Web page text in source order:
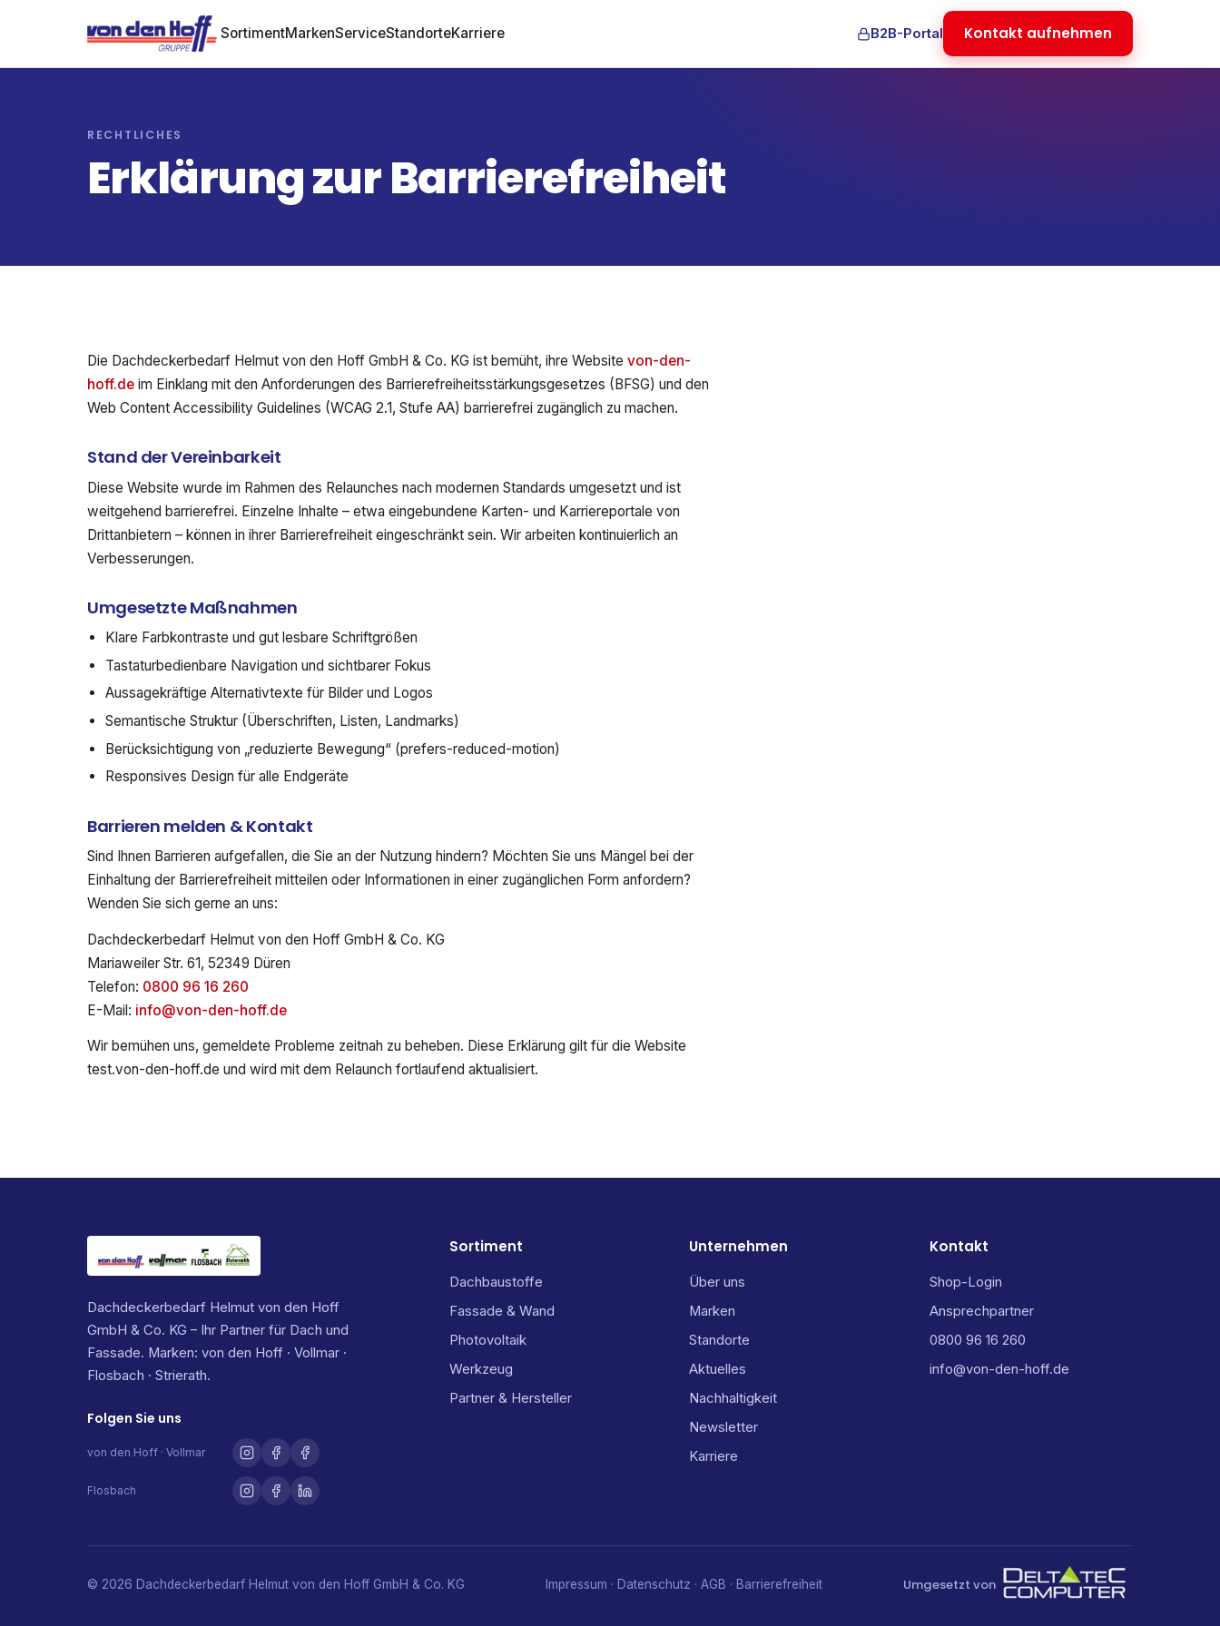
SortimentMarkenServiceStandorteKarriere B2B-Portal Kontakt aufnehmen
RECHTLICHES
Erklärung zur Barrierefreiheit
Die Dachdeckerbedarf Helmut von den Hoff GmbH & Co. KG ist bemüht, ihre Website von-den-
hoff.de im Einklang mit den Anforderungen des Barrierefreiheitsstärkungsgesetzes (BFSG) und den
Web Content Accessibility Guidelines (WCAG 2.1, Stufe AA) barrierefrei zugänglich zu machen.
Stand der Vereinbarkeit
Diese Website wurde im Rahmen des Relaunches nach modernen Standards umgesetzt und ist
weitgehend barrierefrei. Einzelne Inhalte – etwa eingebundene Karten- und Karriereportale von
Drittanbietern – können in ihrer Barrierefreiheit eingeschränkt sein. Wir arbeiten kontinuierlich an
Verbesserungen.
Umgesetzte Maßnahmen
Klare Farbkontraste und gut lesbare Schriftgrößen
Tastaturbedienbare Navigation und sichtbarer Fokus
Aussagekräftige Alternativtexte für Bilder und Logos
Semantische Struktur (Überschriften, Listen, Landmarks)
Berücksichtigung von „reduzierte Bewegung“ (prefers-reduced-motion)
Responsives Design für alle Endgeräte
Barrieren melden & Kontakt
Sind Ihnen Barrieren aufgefallen, die Sie an der Nutzung hindern? Möchten Sie uns Mängel bei der
Einhaltung der Barrierefreiheit mitteilen oder Informationen in einer zugänglichen Form anfordern?
Wenden Sie sich gerne an uns:
Dachdeckerbedarf Helmut von den Hoff GmbH & Co. KG
Mariaweiler Str. 61, 52349 Düren
Telefon: 0800 96 16 260
E-Mail: info@von-den-hoff.de
Wir bemühen uns, gemeldete Probleme zeitnah zu beheben. Diese Erklärung gilt für die Website
test.von-den-hoff.de und wird mit dem Relaunch fortlaufend aktualisiert.
Dachdeckerbedarf Helmut von den Hoff
GmbH & Co. KG – Ihr Partner für Dach und
Fassade. Marken: von den Hoff · Vollmar ·
Flosbach · Strierath.
Folgen Sie uns
von den Hoff · Vollmar
Flosbach
Sortiment
Dachbaustoffe
Fassade & Wand
Photovoltaik
Werkzeug
Partner & Hersteller
Unternehmen
Über uns
Marken
Standorte
Aktuelles
Nachhaltigkeit
Newsletter
Karriere
Kontakt
Shop-Login
Ansprechpartner
0800 96 16 260
info@von-den-hoff.de
© 2026 Dachdeckerbedarf Helmut von den Hoff GmbH & Co. KG Impressum · Datenschutz · AGB · Barrierefreiheit Umgesetzt von